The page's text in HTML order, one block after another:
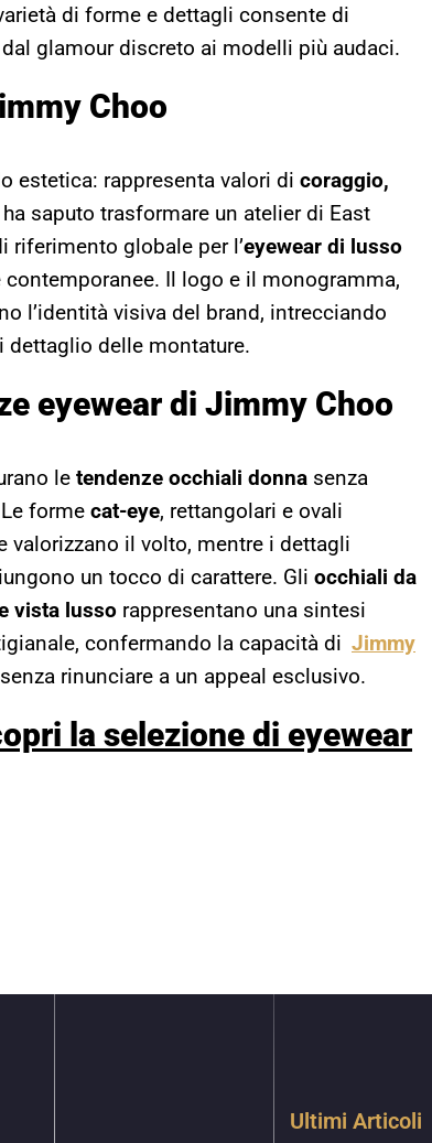
di forme e dettagli consente di
glamour discreto ai modelli più audaci.
Choo
estetica: rappresenta valori di coraggio,
saputo trasformare un atelier di East
riferimento globale per l’eyewear di lusso
Il logo e il monogramma,
l’identità visiva del brand, intrecciando
dettaglio delle montature.
eyewear di Jimmy Choo
le tendenze occhiali donna senza
forme cat-eye, rettangolari e ovali
valorizzano il volto, mentre i dettagli
un tocco di carattere. Gli occhiali da
vista lusso rappresentano una sintesi
confermando la capacità di Jimmy
rinunciare a un appeal esclusivo.
la selezione di eyewear
Ultimi Articoli